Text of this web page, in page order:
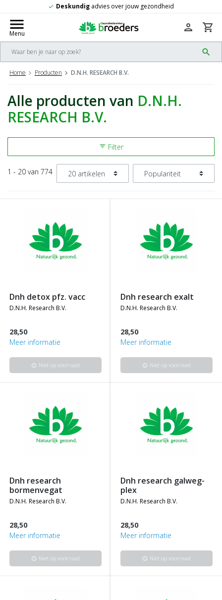
check Deskundig advies over jouw gezondheid
menu
Menu
search
person shopping_cart
Home Producten D.N.H. RESEARCH B.V.
Alle producten van D.N.H.
RESEARCH B.V.
filter_list Filter
1 - 20 van 774
dnh detox pfz. vacc
d.n.h. research b.v.
28,50
Meer informatie
info Niet op voorraad
dnh research exalt
d.n.h. research b.v.
28,50
Meer informatie
info Niet op voorraad
dnh research
bormenvegat
d.n.h. research b.v.
28,50
Meer informatie
info Niet op voorraad
dnh research galweg-
plex
d.n.h. research b.v.
28,50
Meer informatie
info Niet op voorraad